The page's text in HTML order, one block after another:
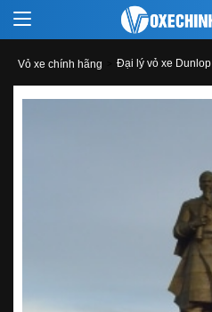
Vỏ xe chính hãng Đại lý vỏ xe Dunlop